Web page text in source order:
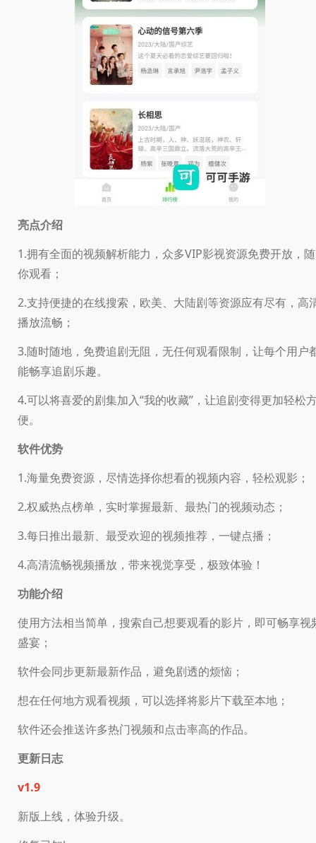
亮点介绍
1.拥有全面的视频解析能力，众多VIP影视资源免费开放，随
你观看；
2.支持便捷的在线搜索，欧美、大陆剧等资源应有尽有，高
播放流畅；
3.随时随地，免费追剧无阻，无任何观看限制，让每个用户
能畅享追剧乐趣。
4.可以将喜爱的剧集加入“我的收藏”，让追剧变得更加轻松
便。
软件优势
1.海量免费资源，尽情选择你想看的视频内容，轻松观影；
2.权威热点榜单，实时掌握最新、最热门的视频动态；
3.每日推出最新、最受欢迎的视频推荐，一键点播；
4.高清流畅视频播放，带来视觉享受，极致体验！
功能介绍
使用方法相当简单，搜索自己想要观看的影片，即可畅享视
盛宴；
软件会同步更新最新作品，避免剧透的烦恼；
想在任何地方观看视频，可以选择将影片下载至本地；
软件还会推送许多热门视频和点击率高的作品。
更新日志
v1.9
新版上线，体验升级。